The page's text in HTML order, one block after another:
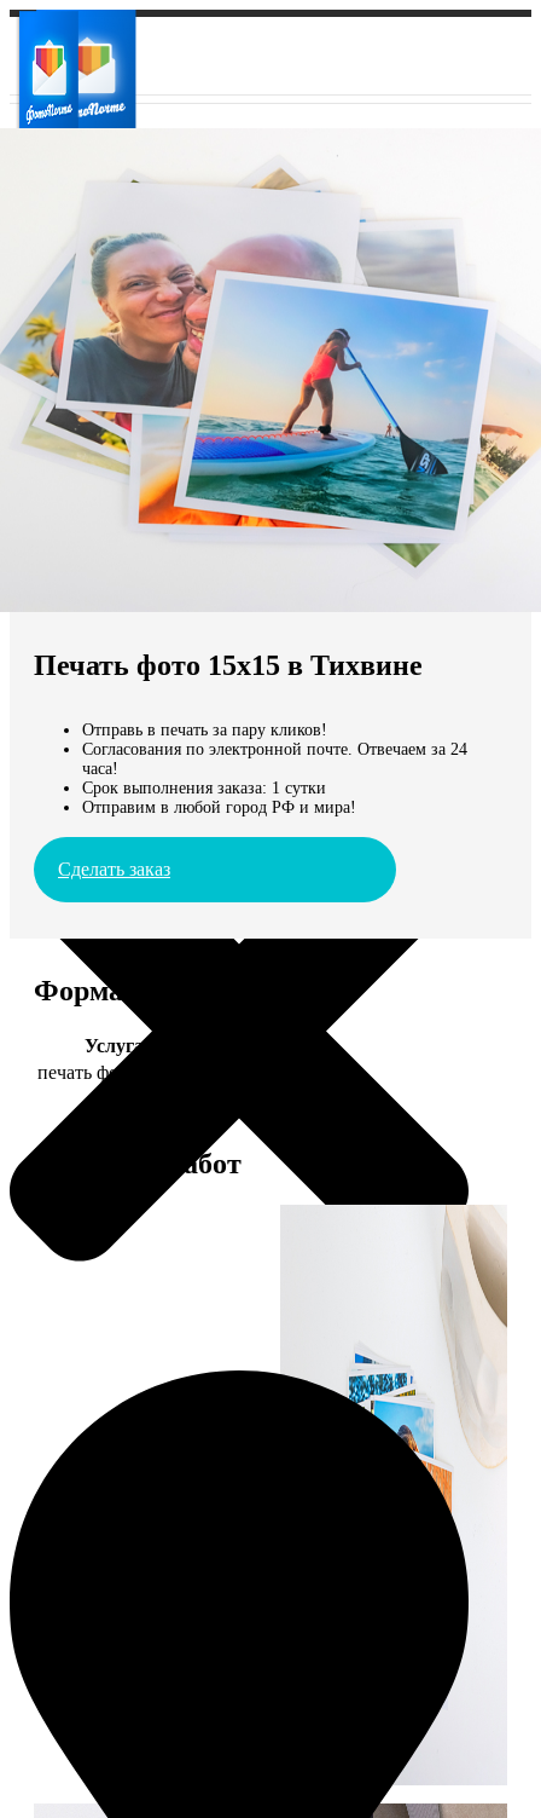
Ваш регион доставки
Выберите из списка:
Мы доставляем по всему миру
Продолжить без города
Печать фото 15х15 в Тихвине
Отправь в печать за пару кликов!
Согласования по электронной почте. Отвечаем за 24
часа!
Срок выполнения заказа: 1 сутки
Отправим в любой город РФ и мира!
Сделать заказ
Форматы и цены
Услуга
печать фото 15х15
Примеры работ